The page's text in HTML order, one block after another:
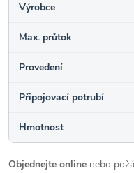
Výrobce
Max. průtok
Provedení
Připojovací potrubí
Hmotnost
Objednejte online nebo